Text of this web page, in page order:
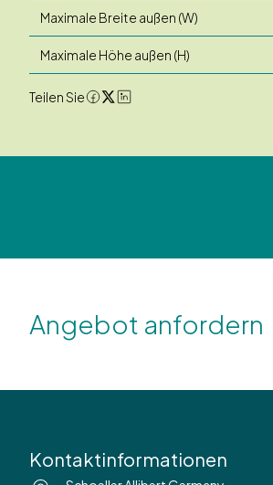
Maximale Breite außen (W)
Maximale Höhe außen (H)
Teilen Sie
Angebot anfordern
Kontaktinformationen